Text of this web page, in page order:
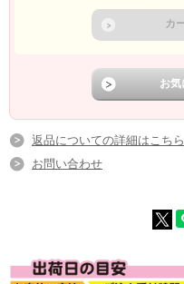
返品についての詳細はこちら
お問い合わせ